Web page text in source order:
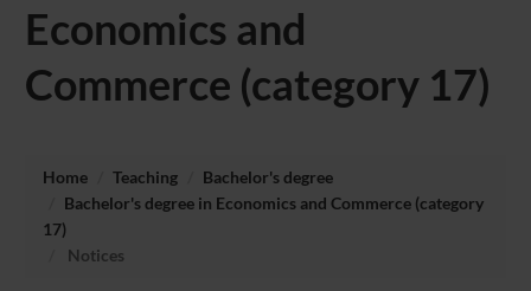
Economics and
Commerce (category 17)
Home Teaching
Bachelor's degree
Bachelor's degree in Economics and Commerce (category
17)
Notices